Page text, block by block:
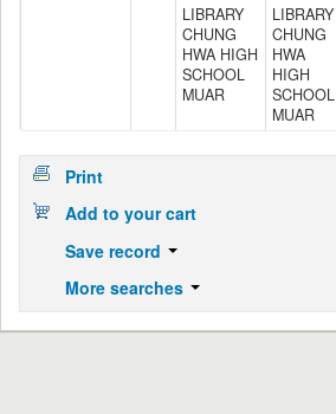
LIBRARY
CHUNG
HWA HIGH
SCHOOL
MUAR
LIBRARY
CHUNG
HWA
HIGH
SCHOOL
MUAR
Print
Add to your cart
Save record
More searches